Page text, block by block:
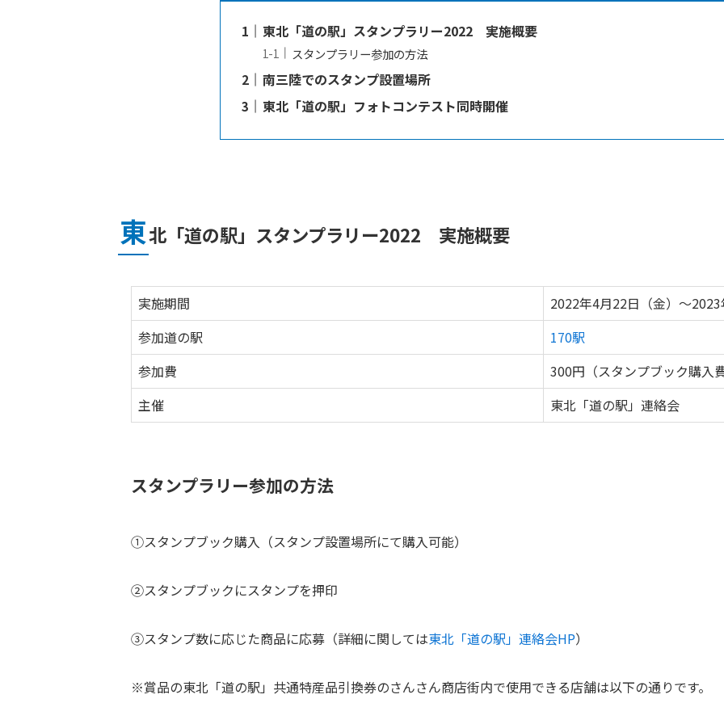
東北「道の駅」スタンプラリー2022 実施概要
スタンプラリー参加の方法
南三陸でのスタンプ設置場所
東北「道の駅」フォトコンテスト同時開催
東北「道の駅」スタンプラリー2022 実施概要
実施期間
2022年4月22日（金）～
参加道の駅
170駅
参加費
300円（スタンプブック購入
主催
東北「道の駅」連絡会
スタンプラリー参加の方法
①スタンプブック購入（スタンプ設置場所にて購入可能）
②スタンプブックにスタンプを押印
③スタンプ数に応じた商品に応募（詳細に関しては東北「道の駅」連絡会HP）
※賞品の東北「道の駅」共通特産品引換券のさんさん商店街内で使用できる店舗は以下の通りです。